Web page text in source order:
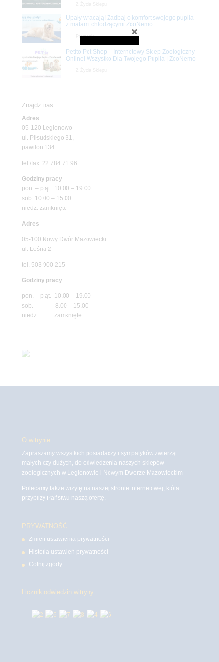
Promocje
Upały wracają! Zadbaj o komfort swojego pupila
z matami chłodzącymi ZooNemo
Petito Pet Shop – Internetowy Sklep Zoologiczny
Online! Wszystko Dla Twojego Pupila | ZooNemo
Znajdź nas
Adres
05-120 Legionowo
ul. Piłsudskiego 31,
pawilon 134
tel./fax. 22 784 71 96
Godziny pracy
pon. – piąt. 10.00 – 19.00
sob. 10.00 – 15.00
niedz. zamknięte
Adres
05-100 Nowy Dwór Mazowiecki
ul. Leśna 2
tel. 503 900 215
Godziny pracy
pon. – piąt. 10.00 – 19.00
sob. 8.00 – 15.00
niedz. zamknięte
O witrynie
Zapraszamy wszystkich posiadaczy i sympatyków zwierząt
małych czy dużych, do odwiedzenia naszych sklepów
zoologicznych w Legionowie i Nowym Dworze Mazowieckim
Polecamy także wizytę na naszej stronie internetowej, która
przybliży Państwu naszą ofertę.
PRYWATNOŚĆ
Zmień ustawienia prywatności
Historia ustawień prywatności
Cofnij zgody
Licznik odwiedzin witryny